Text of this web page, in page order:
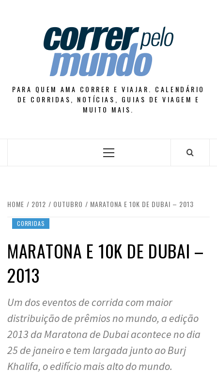
PARA QUEM AMA CORRER E VIAJAR. CALENDÁRIO
DE CORRIDAS, NOTÍCIAS, GUIAS DE VIAGEM E
MUITO MAIS.
Primary
HOME 2012 OUTUBRO MARATONA E 10K DE DUBAI – 2013
CORRIDAS
MARATONA E 10K DE DUBAI –
2013
Um dos eventos de corrida com maior
distribuição de prêmios no mundo, a edição
2013 da Maratona de Dubai acontece no dia
25 de janeiro e tem largada junto ao Burj
Khalifa, o edifício mais alto do mundo.